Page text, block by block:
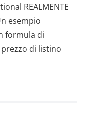
REALMENTE
esempio
formula di
di listino